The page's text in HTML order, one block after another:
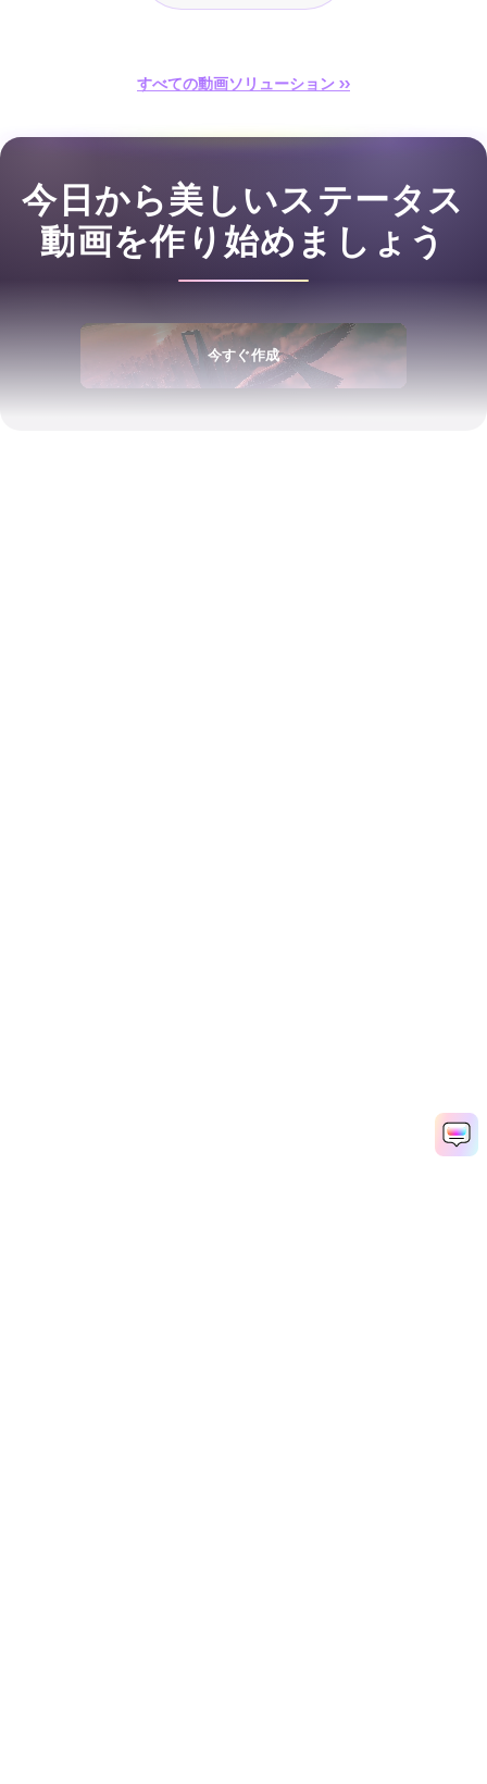
すべての動画ソリューション ››
今日から美しいステータス
動画を作り始めましょう
今すぐ作成